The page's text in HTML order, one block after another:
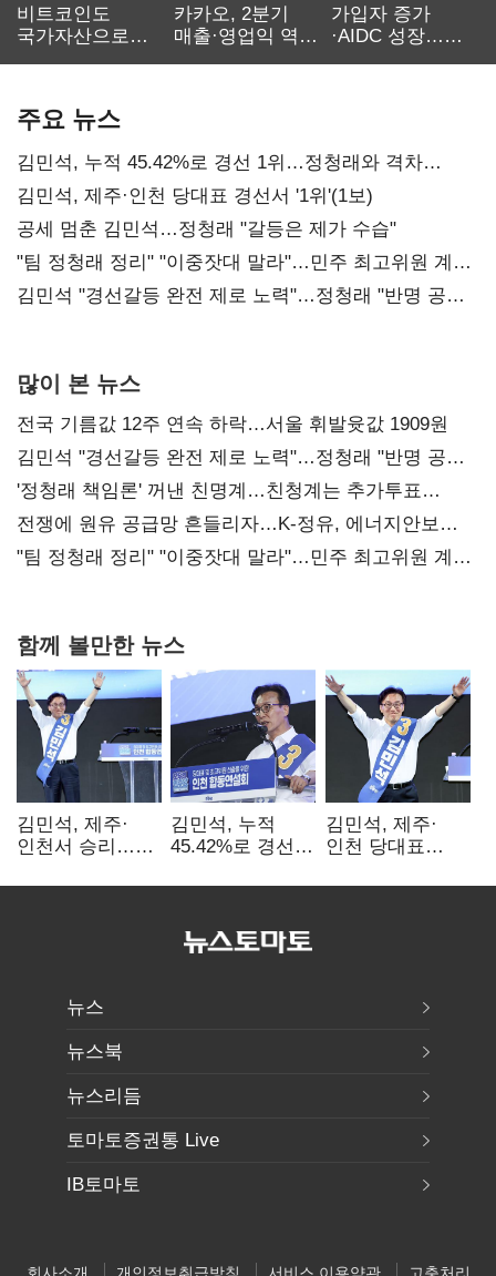
비트코인도
국가자산으로…'
카카오, 2분기
매출·영업익 역대
가입자 증가
·AIDC 성장…
주요 뉴스
김민석, 누적 45.42%로 경선 1위…정청래와 격차
0.86%p(2보)
김민석, 제주·인천 당대표 경선서 '1위'(1보)
공세 멈춘 김민석…정청래 "갈등은 제가 수습"
"팀 정청래 정리" "이중잣대 말라"…민주 최고위원 계파
다툼 격화
김민석 "경선갈등 완전 제로 노력"…정청래 "반명 공세
많이 본 뉴스
전국 기름값 12주 연속 하락…서울 휘발윳값 1909원
김민석 "경선갈등 완전 제로 노력"…정청래 "반명 공세
사과부터"
'정청래 책임론' 꺼낸 친명계…친청계는 추가투표
때리기
전쟁에 원유 공급망 흔들리자…K-정유, 에너지안보
핵심으로 재부상
"팀 정청래 정리" "이중잣대 말라"…민주 최고위원 계파
함께 볼만한 뉴스
김민석, 제주·
인천서 승리…
탈환'(종합)
김민석, 누적
45.42%로 경선
격차
김민석, 제주·
인천 당대표
뉴스
뉴스북
뉴스리듬
토마토증권통 Live
IB토마토